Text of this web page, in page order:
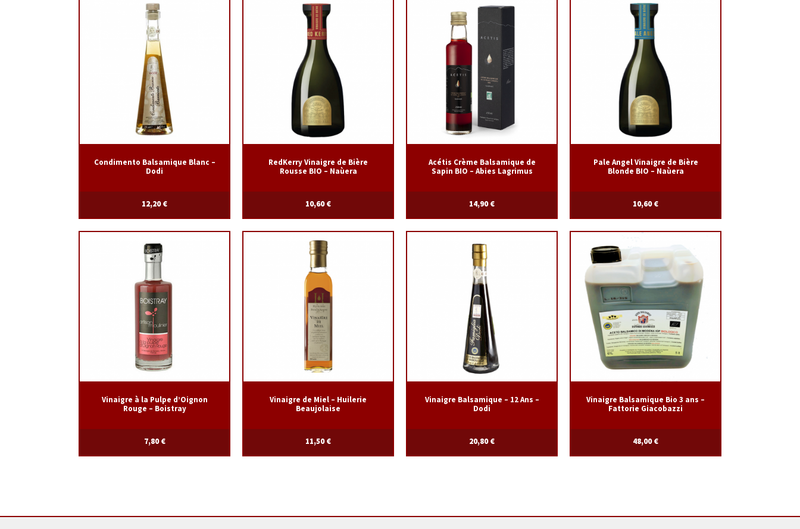
Condimento Balsamique Blanc –
Dodi
12,20€
RedKerry Vinaigre de Bière
Rousse BIO – Naùera
10,60€
Acétis Crème Balsamique de
Sapin BIO – Abies Lagrimus
14,90€
Pale Angel Vinaigre de Bière
Blonde BIO – Naùera
10,60€
Vinaigre à la Pulpe d’Oignon
Rouge – Boistray
7,80€
Vinaigre de Miel – Huilerie
Beaujolaise
11,50€
Vinaigre Balsamique – 12 Ans –
Dodi
20,80€
Vinaigre Balsamique Bio 3 ans –
Fattorie Giacobazzi
48,00€